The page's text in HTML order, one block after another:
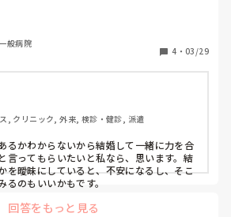
良かったと思ってるよ。」「この先、
ないから結婚すると約束できない」と言
な人です。
安です。
たままで良いのか不安です。
と思います、、。
般病院
4 ・ 03/29
, クリニック, 外来, 検診・健診, 派遣
るかわからないから結婚して一緒に力を合
言ってもらいたいと私なら、思います。結
を曖昧にしていると、不安になるし、そこ
るのもいいかもです。
回答をもっと見る